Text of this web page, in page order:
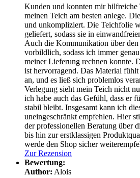
Kunden und konnten mir hilfreiche
meinen Teich am besten anlege.
und unkompliziert. Die Teichfolie
geliefert, sodass sie in
Auch die Kommunikation über
vorbildlich, sodass ich immer
meiner Lieferung rechnen konnte.
ist hervorragend. Das Material
an, und es ließ sich problemlos
Verlegung sieht mein Teich nicht
ich habe auch das Gefühl, dass er
stabil bleibt. Insgesamt kann ich
uneingeschränkt empfehlen. Hier
der professionellen Beratung über
bis hin zur erstklassigen
werde den Shop sicher
Zur Rezension
Bewertung:
Author: Alois